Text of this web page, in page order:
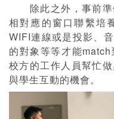
除此之外，事前準
相對應的窗口聯繫培
WIFI連線或是投影、
的對象等等才能
校方的工作人員幫忙
與學生互動的機會。